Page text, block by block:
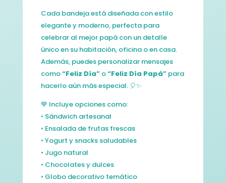
Cada bandeja está diseñada con estilo
elegante y moderno, perfecta para
celebrar al mejor papá con un detalle
único en su habitación, oficina o en casa.
Además, puedes personalizar mensajes
como“Feliz Día”o“Feliz Día Papá”para
hacerlo aún más especial. 🎈✨
💙 Incluye opciones como:
• Sándwich artesanal
• Ensalada de frutas frescas
• Yogurt y snacks saludables
• Jugo natural
• Chocolates y dulces
• Globo decorativo temático